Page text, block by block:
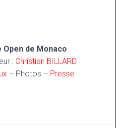
Open de Monaco
: Christian BILLARD
– Photos – Presse